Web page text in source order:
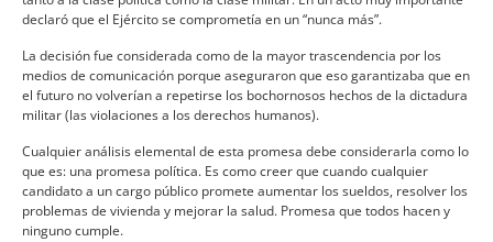
declaró que el Ejército se comprometí­a en un “nunca más”.
La decisión fue considerada como de la mayor trascendencia por los
medios de comunicación porque aseguraron que eso garantizaba que en
el futuro no volverí­an a repetirse los bochornosos hechos de la dictadura
militar (las violaciones a los derechos humanos).
Cualquier análisis elemental de esta promesa debe considerarla como lo
que es: una promesa polí­tica. Es como creer que cuando cualquier
candidato a un cargo público promete aumentar los sueldos, resolver los
problemas de vivienda y mejorar la salud. Promesa que todos hacen y
ninguno cumple.